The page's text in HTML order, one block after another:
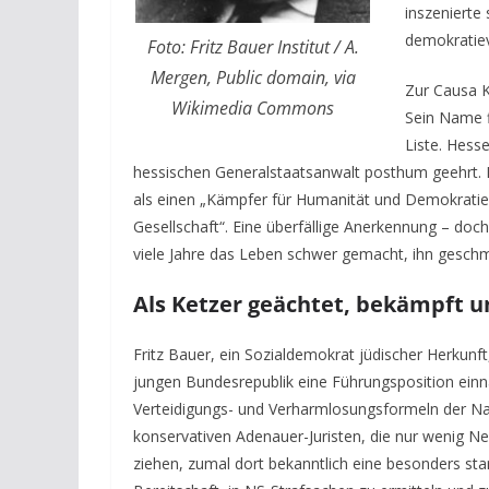
Foto: Fritz Bauer Institut / A.
Mergen, Public domain, via
Wikimedia Commons
inszenierte
Zur Causa
Sein Name
Liste.
hessischen Generalstaatsanwalt posthum geehrt.
als einen „Kämpfer für Humanität und
Gesellschaft“. Eine überfällige Anerkennung –
viele Jahre das Leben schwer gemacht, ihn
Als Ketzer geächtet, bekämpft
Fritz Bauer, ein Sozialdemokrat jüdischer
jungen Bundesrepublik eine Führungsposition
Verteidigungs- und Verharmlosungsformeln der
konservativen Adenauer-Juristen, die nur wenig
ziehen, zumal dort bekanntlich eine besonders